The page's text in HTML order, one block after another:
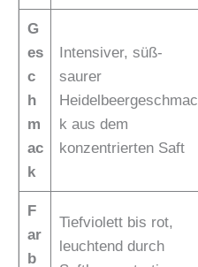
G
es
c
h
m
ac
k
Intensiver, süß-
saurer
Heidelbeergeschmac
k aus dem
konzentrierten Saft
F
ar
b
Tiefviolett bis rot,
leuchtend durch